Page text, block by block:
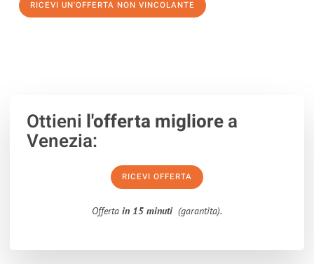
RICEVI UN'OFFERTA NON VINCOLANTE
Ottieni l'offerta migliorea
Venezia:
RICEVI OFFERTA
Offerta in 15 minuti (garantita).